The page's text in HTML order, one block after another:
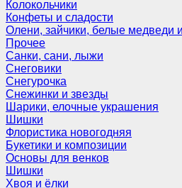
Колокольчики
Конфеты и сладости
Олени, зайчики, белые медведи
Прочее
Санки, сани, лыжи
Снеговики
Снегурочка
Снежинки и звезды
Шарики, елочные украшения
Шишки
Флористика новогодняя
Букетики и композиции
Основы для венков
Шишки
Хвоя и ёлки